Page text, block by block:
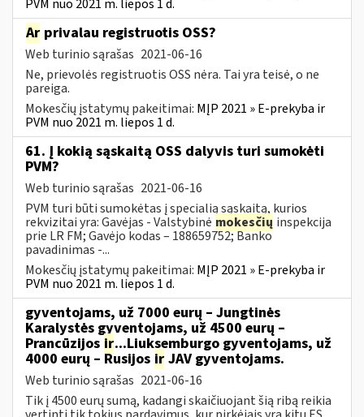
PVM nuo 2021 m. liepos 1 d.
Ar privalau registruotis OSS?
Web turinio sąrašas 2021-06-16
Ne, prievolės registruotis OSS nėra. Tai yra teisė, o ne
pareiga.
Mokesčių įstatymų pakeitimai: MĮP 2021 » E-prekyba ir
PVM nuo 2021 m. liepos 1 d.
61. Į kokią sąskaitą OSS dalyvis turi sumokėti
PVM?
Web turinio sąrašas 2021-06-16
PVM turi būti sumokėtas į specialią sąskaitą, kurios
rekvizitai yra: Gavėjas - Valstybinė mokesčių inspekcija
prie LR FM; Gavėjo kodas – 188659752; Banko
pavadinimas -...
Mokesčių įstatymų pakeitimai: MĮP 2021 » E-prekyba ir
PVM nuo 2021 m. liepos 1 d.
gyventojams, už 7000 eurų – Jungtinės
Karalystės gyventojams, už 4500 eurų –
Prancūzijos ir...Liuksemburgo gyventojams, už
4000 eurų – Rusijos ir JAV gyventojams.
Web turinio sąrašas 2021-06-16
Tik į 4500 eurų sumą, kadangi skaičiuojant šią ribą reikia